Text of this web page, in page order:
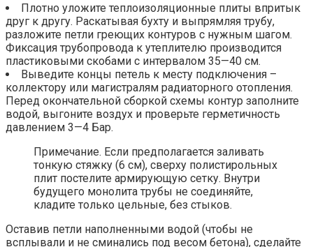
Плотно уложите теплоизоляционные плиты впритык
друг к другу. Раскатывая бухту и выпрямляя трубу,
разложите петли греющих контуров с нужным шагом.
Фиксация трубопровода к утеплителю производится
пластиковыми скобами с интервалом 35—40 см.
Выведите концы петель к месту подключения –
коллектору или магистралям радиаторного отопления.
Перед окончательной сборкой схемы контур заполните
водой, выгоните воздух и проверьте герметичность
давлением 3—4 Бар.
Примечание. Если предполагается заливать
тонкую стяжку (6 см), сверху полистирольных
плит постелите армирующую сетку. Внутри
будущего монолита трубы не соединяйте,
кладите только цельные, без стыков.
Оставив петли наполненными водой (чтобы не
всплывали и не сминались под весом бетона), сделайте